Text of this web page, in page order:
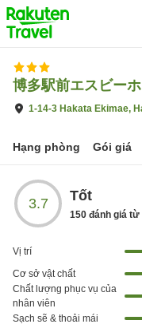
to
top
page
博多駅前エスビー
1-14-3 Hakata Ekimae,
Hạng phòng Gói giá
3.7 Tốt
150 đánh giá
Vị trí
Cơ sở vật chất
Chất lượng phục vụ của
nhân viên
Sạch sẽ & thoải mái